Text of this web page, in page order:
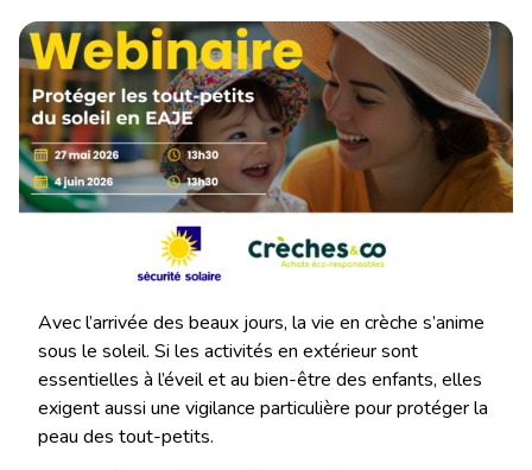
Avec l’arrivée des beaux jours, la vie en crèche s’anime
sous le soleil. Si les activités en extérieur sont
essentielles à l’éveil et au bien-être des enfants, elles
exigent aussi une vigilance particulière pour protéger la
peau des tout-petits.